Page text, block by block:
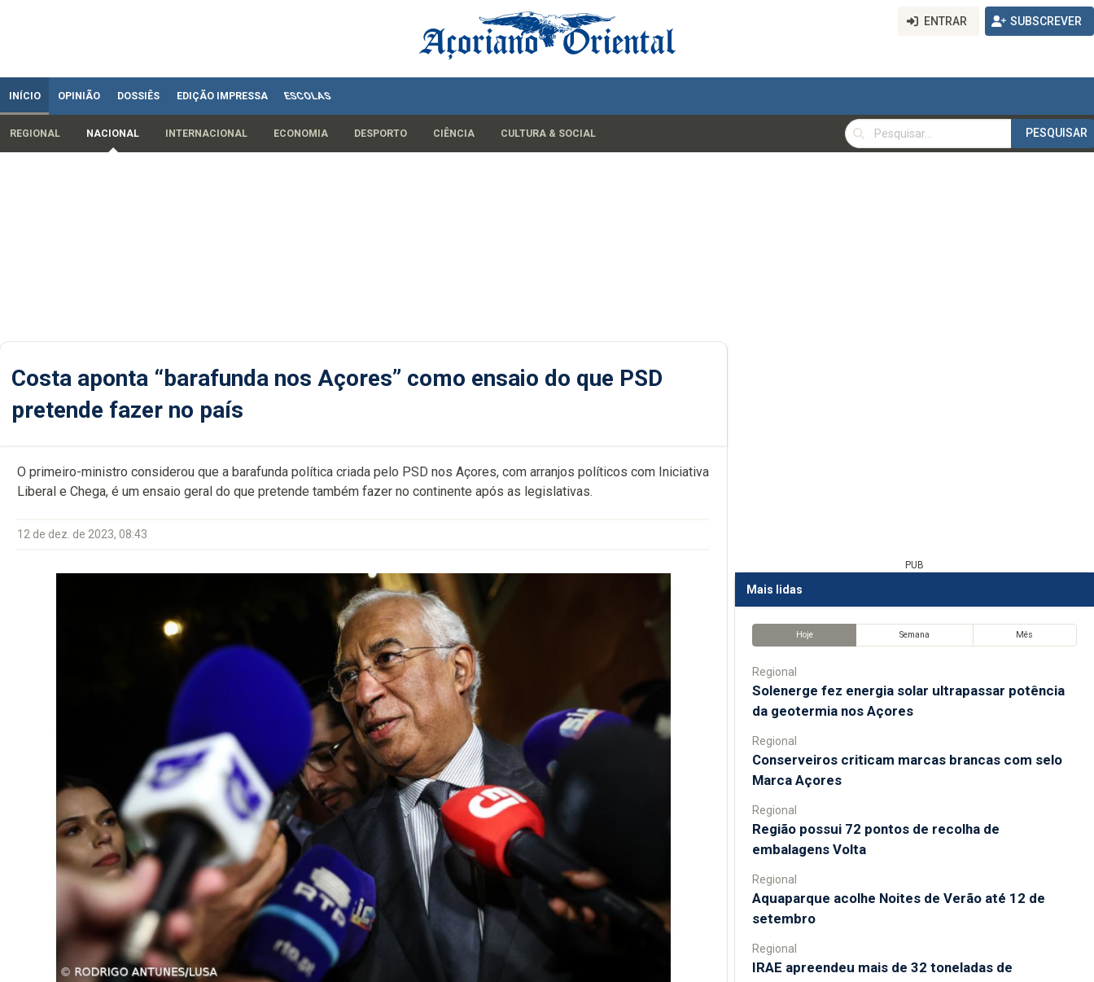
ENTRAR SUBSCREVER
INÍCIO OPINIÃO DOSSIÊS EDIÇÃO IMPRESSA ESCOLAS
REGIONAL NACIONAL INTERNACIONAL ECONOMIA DESPORTO CIÊNCIA CULTURA & SOCIAL
PESQUISAR
PESQUISAR
Costa aponta “barafunda nos Açores” como ensaio do que PSD
pretende fazer no país
O primeiro-ministro considerou que a barafunda política criada pelo PSD nos Açores, com arranjos políticos com Iniciativa
Liberal e Chega, é um ensaio geral do que pretende também fazer no continente após as legislativas.
12 de dez. de 2023, 08:43
PUB
Mais lidas
Hoje Semana Mês
Regional
Solenerge fez energia solar ultrapassar potência
da geotermia nos Açores
Regional
Conserveiros criticam marcas brancas com selo
Marca Açores
Regional
Região possui 72 pontos de recolha de
embalagens Volta
Regional
Aquaparque acolhe Noites de Verão até 12 de
setembro
Regional
IRAE apreendeu mais de 32 toneladas de